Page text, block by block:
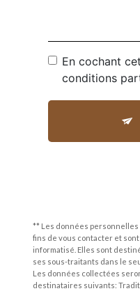
En cochant
conditions
** Les données
fins de vous contacter et
informatisé. Elles sont
ses sous-traitants dans le
Les données collectées
destinataires suivants: